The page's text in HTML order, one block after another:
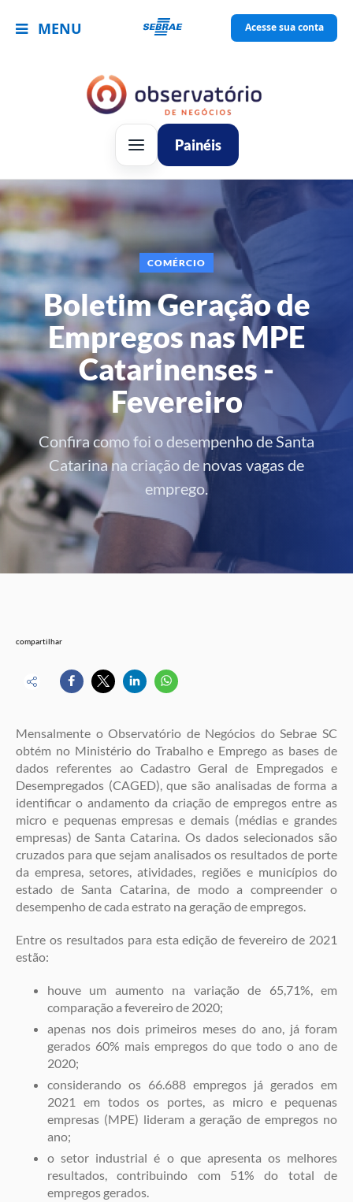
MENU Acesse sua conta
Painéis
COMÉRCIO
Boletim Geração de
Empregos nas MPE
Catarinenses -
Fevereiro
Confira como foi o desempenho de Santa
Catarina na criação de novas vagas de
emprego.
compartilhar
Mensalmente o Observatório de Negócios do Sebrae SC
obtém no Ministério do Trabalho e Emprego as bases de
dados referentes ao Cadastro Geral de Empregados e
Desempregados (CAGED), que são analisadas de forma a
identificar o andamento da criação de empregos entre as
micro e pequenas empresas e demais (médias e grandes
empresas) de Santa Catarina. Os dados selecionados são
cruzados para que sejam analisados os resultados de porte
da empresa, setores, atividades, regiões e municípios do
estado de Santa Catarina, de modo a compreender o
desempenho de cada estrato na geração de empregos.
Entre os resultados para esta edição de fevereiro de 2021
estão:
houve um aumento na variação de 65,71%, em
comparação a fevereiro de 2020;
apenas nos dois primeiros meses do ano, já foram
gerados 60% mais empregos do que todo o ano de
2020;
considerando os 66.688 empregos já gerados em
2021 em todos os portes, as micro e pequenas
empresas (MPE) lideram a geração de empregos no
ano;
o setor industrial é o que apresenta os melhores
resultados, contribuindo com 51% do total de
empregos gerados.